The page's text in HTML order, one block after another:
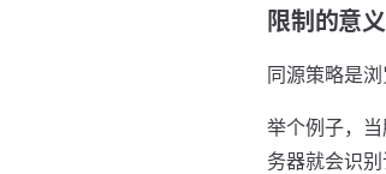
限制的意义
同源策略是
举个例子，
务器就会识别